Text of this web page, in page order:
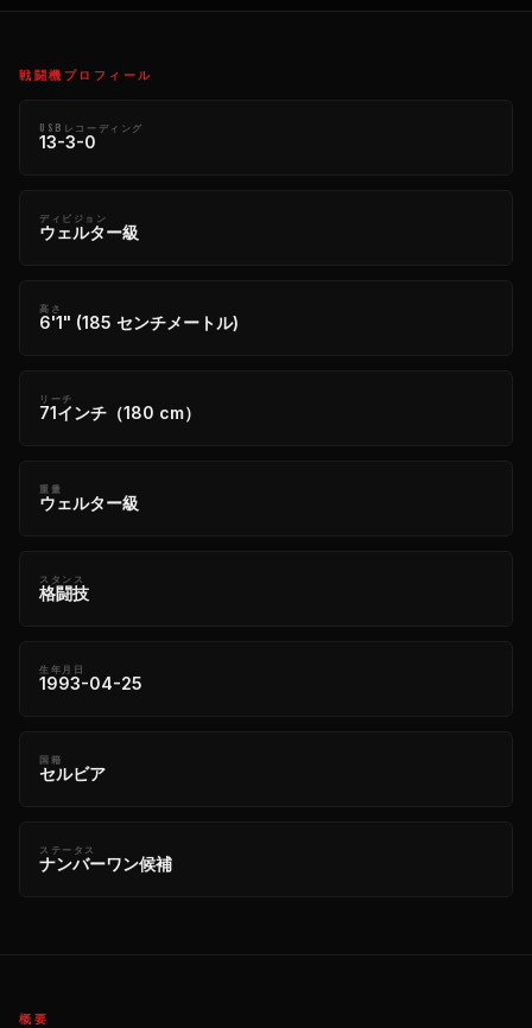
戦闘機プロフィール
USBレコーディング
13-3-0
ディビジョン
ウェルター級
高さ
6'1" (185 センチメートル)
リーチ
71インチ（180 cm）
重量
ウェルター級
スタンス
格闘技
生年月日
1993-04-25
国籍
セルビア
ステータス
ナンバーワン候補
概要